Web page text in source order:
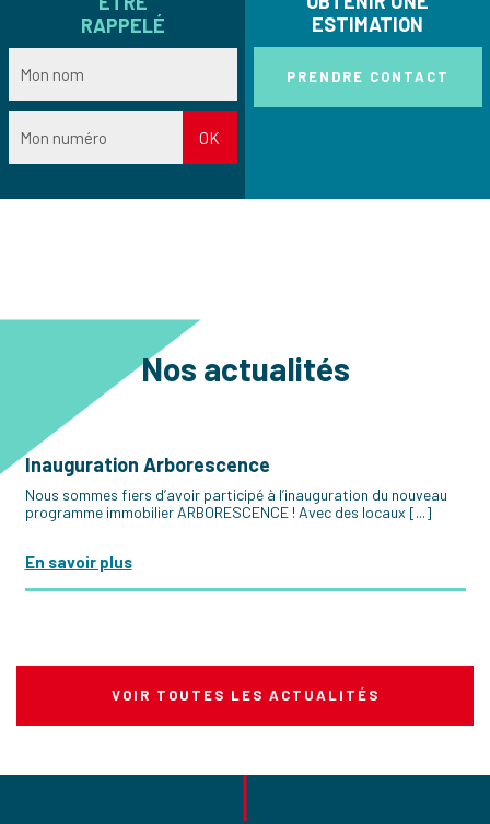
RAPPELÉ
ESTIMATION
PRENDRE CONTACT
Nos actualités
Inauguration Arborescence
Nous sommes fiers d’avoir participé à l’inauguration du nouveau
programme immobilier ARBORESCENCE ! Avec des locaux [...]
En savoir plus
VOIR TOUTES LES ACTUALITÉS